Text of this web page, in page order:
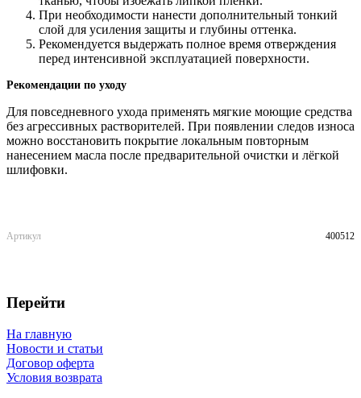
При необходимости нанести дополнительный тонкий
слой для усиления защиты и глубины оттенка.
Рекомендуется выдержать полное время отверждения
перед интенсивной эксплуатацией поверхности.
Рекомендации по уходу
Для повседневного ухода применять мягкие моющие средства
без агрессивных растворителей. При появлении следов износа
можно восстановить покрытие локальным повторным
нанесением масла после предварительной очистки и лёгкой
шлифовки.
Артикул 400512
Перейти
На главную
Новости и статьи
Договор оферта
Условия возврата